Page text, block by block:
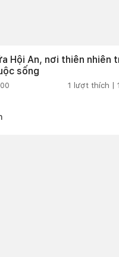
Hội An, nơi thiên nhiên
sống
1 lượt thích |